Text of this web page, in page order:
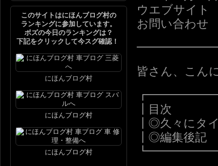
ウエブサイト
お問い合わせ
皆さん、こん
┃目次
┃◎久々にタ
┃◎編集後記
このサイトはにほんブログ村の
ランキングに参加しています。
ボズの今日のランキングは？
下記をクリックして今スグ確認！
にほんブログ村
にほんブログ村
にほんブログ村